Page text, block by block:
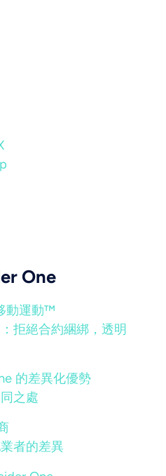
One
動運動™
拒絕合約綑綁，透明
的差異化優勢
之處
者的差異